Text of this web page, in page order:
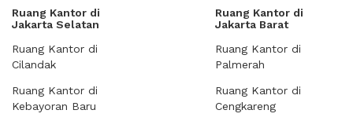
Ruang Kantor di
Jakarta Selatan
Ruang Kantor di
Cilandak
Ruang Kantor di
Kebayoran Baru
Ruang Kantor di
Jakarta Barat
Ruang Kantor di
Palmerah
Ruang Kantor di
Cengkareng